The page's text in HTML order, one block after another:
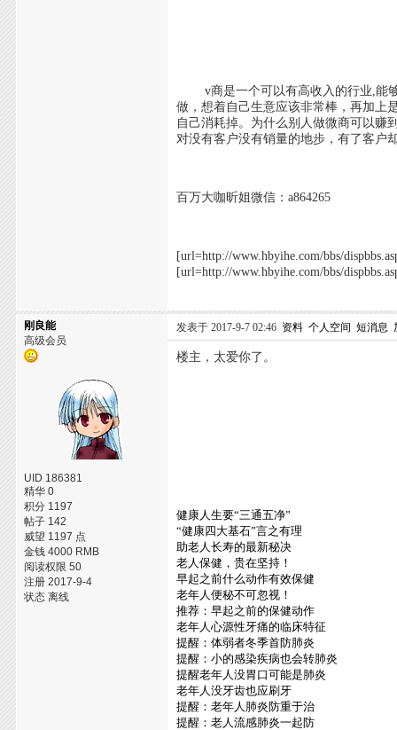
v商是一个可以有高收入的行业,能够
做，想着自己生意应该非常棒，再加上
自己消耗掉。为什么别人做微商可以赚
对没有客户没有销量的地步，有了客户
百万大咖昕姐微信：a864265
[url=http://www.hbyihe.com/bbs/
[url=http://www.hbyihe.com/bbs/
刚良能
高级会员
UID 186381
精华 0
积分 1197
帖子 142
威望 1197 点
金钱 4000 RMB
阅读权限 50
注册 2017-9-4
状态 离线
发表于 2017-9-7 02:46 资料 个人空间 短消息
楼主，太爱你了。
健康人生要“三通五净”
“健康四大基石”言之有理
助老人长寿的最新秘决
老人保健，贵在坚持！
早起之前什么动作有效保健
老年人便秘不可忽视！
推荐：早起之前的保健动作
老年人心源性牙痛的临床特征
提醒：体弱者冬季首防肺炎
提醒：小的感染疾病也会转肺炎
提醒老年人没胃口可能是肺炎
老年人没牙齿也应刷牙
提醒：老年人肺炎防重于治
提醒：老人流感肺炎一起防